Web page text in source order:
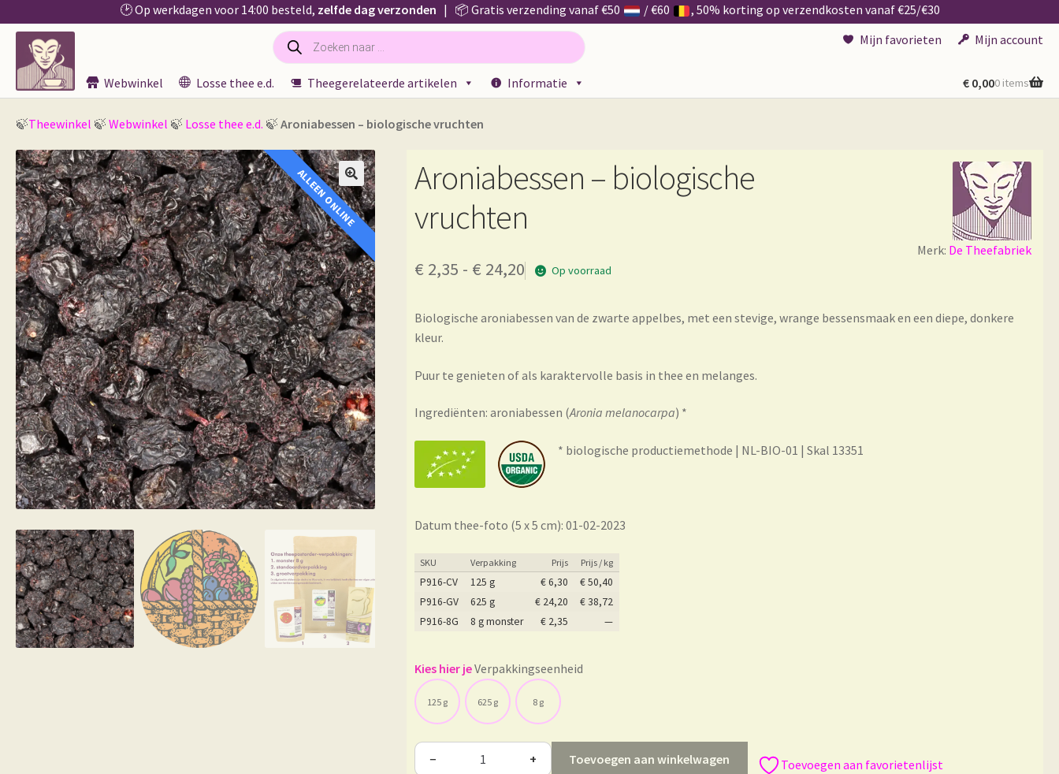
🕑 Op werkdagen voor 14:00 besteld, zelfde dag verzonden | 📦 Gratis verzending vanaf €50 / €60
, 50% korting op verzendkosten vanaf €25/€30
Ga
door
naar
navigatie
Ga
naar
inhoud
Mijn favorieten Mijn account
Producten
zoeken
Webwinkel Losse thee e.d. Theegerelateerde artikelen Informatie € 0,000 items
🍃Theewinkel 🍃 Webwinkel 🍃 Losse thee e.d. 🍃 Aroniabessen – biologische vruchten
🔍
ALLEEN ONLINE
Merk: De Theefabriek
Aroniabessen – biologische
vruchten
€ 2,35 - € 24,20Prijsklasse:
tot
Op voorraad
Biologische aroniabessen van de zwarte appelbes, met een stevige, wrange bessensmaak en een diepe, donkere
kleur.
Puur te genieten of als karaktervolle basis in thee en melanges.
Ingrediënten: aroniabessen (Aronia melanocarpa) *
* biologische productiemethode | NL-BIO-01 | Skal 13351
Datum thee-foto (5 x 5 cm): 01-02-2023
SKU Verpakking Prijs Prijs / kg
P916-CV 125 g €6,30 €50,40
P916-GV
625 g € 24,20 €38,72
P916-8G
8 g monster € 2,35 —
Verpakkingseenheid
125 g 625 g 8 g
− + Toevoegen aan winkelwagen Toevoegen aan favorietenlijst